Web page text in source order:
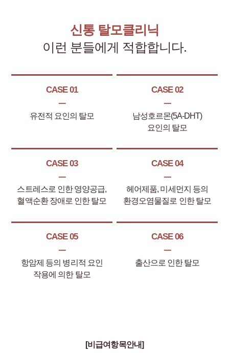
신통 탈모클리닉
이런 분들에게 적합합니다.
CASE 01
ㅡ
유전적 요인의 탈모
CASE 02
ㅡ
남성호르몬(5A-DHT)
요인의 탈모
CASE 03
ㅡ
스트레스로 인한 영양공급,
혈액순환 장애로 인한 탈모
CASE 04
ㅡ
헤어제품, 미세먼지 등의
환경오염물질로 인한 탈모
CASE 05
ㅡ
항암제 등의 병리적 요인
작용에 의한 탈모
CASE 06
ㅡ
출산으로 인한 탈모
[비급여항목안내]